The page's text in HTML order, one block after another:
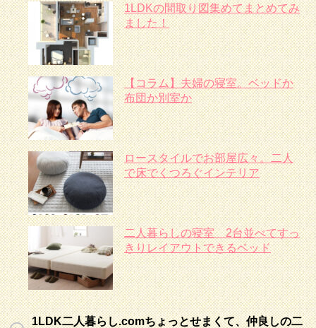
1LDKの間取り図集めてまとめてみ
ました！
【コラム】夫婦の寝室。ベッドか
布団か別室か
ロースタイルでお部屋広々。二人
で床でくつろぐインテリア
二人暮らしの寝室 2台並べてすっ
きりレイアウトできるベッド
1LDK二人暮らし.comちょっとせまくて、仲良しの二